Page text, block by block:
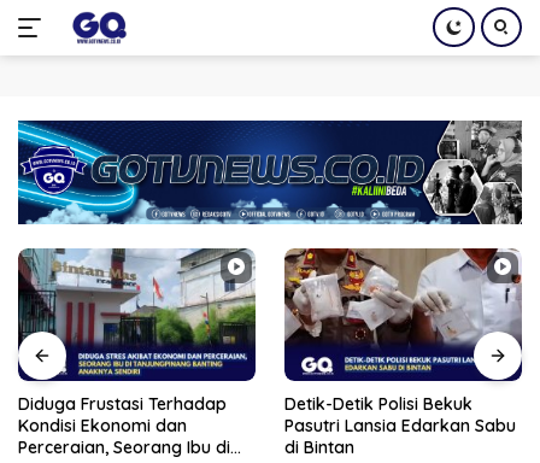
konten
Diduga Frustasi Terhadap
Kondisi Ekonomi dan
Perceraian, Seorang Ibu di
Detik-Detik Polisi Bekuk
Pasutri Lansia Edarkan Sabu
di Bintan